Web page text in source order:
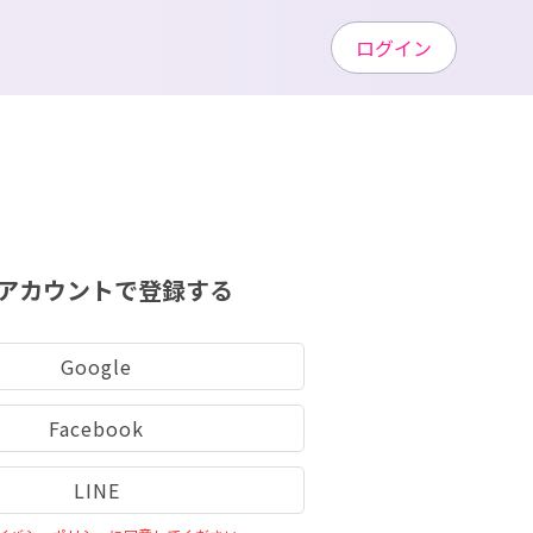
カウントで登録する
Google
Facebook
LINE
ログイン